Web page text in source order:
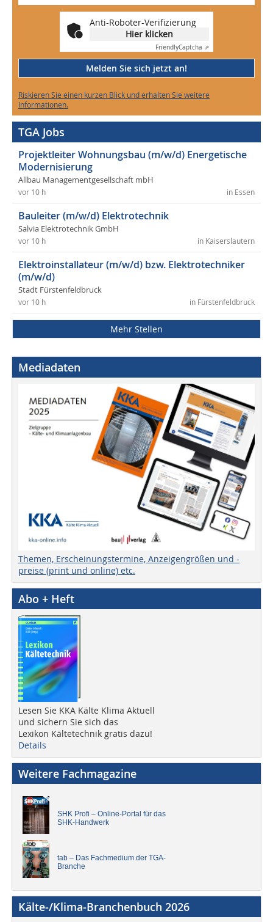
Anti-Roboter-Verifizierung
Hier klicken
FriendlyCaptcha ⇗
Melden Sie sich jetzt an!
Riskieren Sie einen kurzen Blick und erhalten Sie weitere
Informationen.
TGA Jobs
Projektleiter Wohnungsbau (m/w/d) Energetische
Modernisierung
Allbau Managementgesellschaft mbH
in Essen
vor 10 h
Bauleiter (m/w/d) Elektrotechnik
Salvia Elektrotechnik GmbH
in Kaiserslautern
vor 10 h
Elektroinstallateur (m/w/d) bzw. Elektrotechniker
(m/w/d)
Stadt Fürstenfeldbruck
in Fürstenfeldbruck
vor 10 h
Mehr Stellen
Mediadaten
Themen, Erscheinungstermine, Anzeigengrößen und -
preise (print und online) etc.
Abo + Heft
Lesen Sie KKA Kälte Klima Aktuell
und sichern Sie sich das
Lexikon Kältetechnik gratis dazu!
Details
Weitere Fachmagazine
SHK Profi – Online-Portal für das
SHK-Handwerk
tab – Das Fachmedium der TGA-
Branche
Kälte-/Klima-Branchenbuch 2026